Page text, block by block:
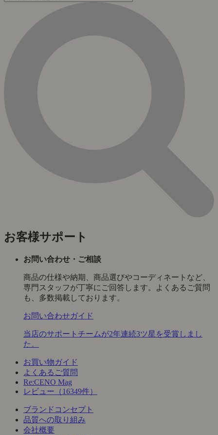
お客様サポート
お問い合わせ・ご相談
商品の仕様や納期、商品選びやコーディネートなど、
専門スタッフが丁寧にご回答します。よくあるご質問
も、多数掲載しております。
お問い合わせガイド
当店のサポートチームが2年連続3ツ星を受賞しまし
た。
お買い物ガイド
よくあるご質問
Re:CENO Mag
レビュー（16349件）
ブランドコンセプト
品質への取り組み
会社概要